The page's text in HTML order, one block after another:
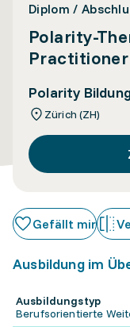
Diplom /
Polarity-
Practitioner
Polarity
Zürich (ZH)
Gefällt mir
Ausbildung im
Ausbildungstyp
Berufsorientierte